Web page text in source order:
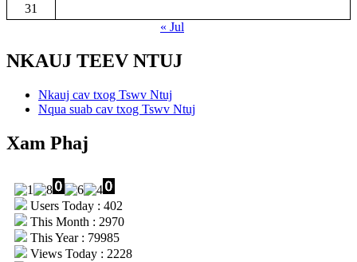
31
« Jul
NKAUJ TEEV NTUJ
Nkauj cav txog Tswv Ntuj
Nqua suab cav txog Tswv Ntuj
Xam Phaj
Users Today : 402
This Month : 2970
This Year : 79985
Views Today : 2228